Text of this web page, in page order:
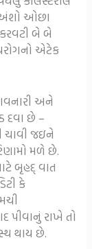
અંશો ઓછા
બે બે
એટેક
અને
દવા છે –
ચાવી જઇને
મળે છે.
બૃહદ્ વાત
કે
પીવાનું રાખે તો
થાય છે.